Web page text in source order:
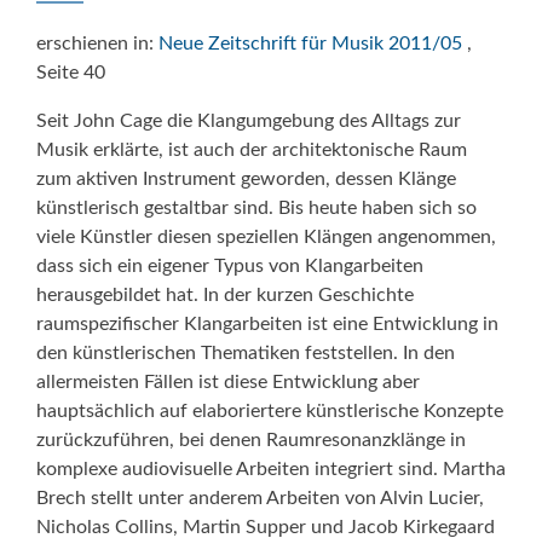
erschienen in: Neue Zeitschrift für Musik 2011/05 ,
Seite 40
Seit John Cage die Klangumgebung des Alltags zur
Musik erklärte, ist auch der architektonische Raum
zum aktiven Instrument geworden, dessen Klänge
künstlerisch gestaltbar sind. Bis heute haben sich so
viele Künstler diesen speziellen Klängen angenommen,
dass sich ein eigener Typus von Klang­arbeiten
herausgebildet hat. In der kurzen Geschichte
raumspezifischer Klangarbeiten ist eine Entwicklung in
den künstlerischen Thematiken feststellen. In den
allermeisten Fällen ist diese Entwicklung aber
hauptsächlich auf elaboriertere künstlerische Konzepte
zurückzuführen, bei denen Raumresonanzklänge in
komplexe audiovisuelle Arbeiten integriert sind. Martha
Brech stellt unter anderem Arbeiten von Alvin Lucier,
Nicholas Collins, Martin Supper und Jacob Kirkegaard